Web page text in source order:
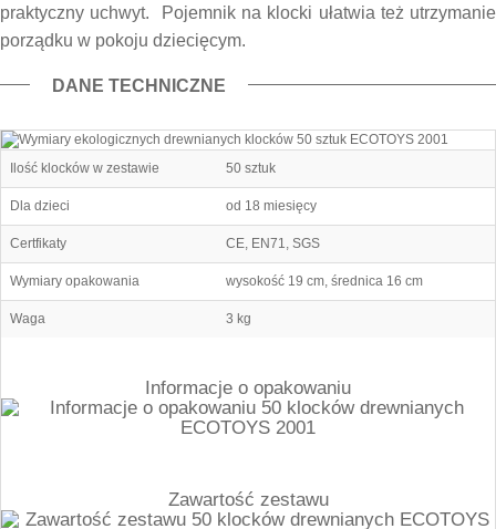
praktyczny uchwyt. Pojemnik na klocki ułatwia też utrzymanie
porządku w pokoju dziecięcym.
DANE TECHNICZNE
Ilość klocków w zestawie 50 sztuk
Dla dzieci od 18 miesięcy
Certfikaty CE, EN71, SGS
Wymiary opakowania wysokość 19 cm, średnica 16 cm
Waga 3 kg
Informacje o opakowaniu
Zawartość zestawu